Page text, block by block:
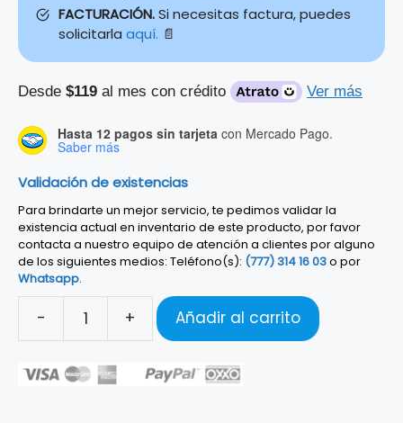
FACTURACIÓN.Si necesitas factura, puedes
solicitarla aquí. 📄
Desde $119 al mes con crédito Ver más
Hasta 12 pagos sin tarjeta con Mercado Pago.
Saber más
Validación de existencias
Para brindarte un mejor servicio, te pedimos validar la
existencia actual en inventario de este producto, por favor
contacta a nuestro equipo de atención a clientes por alguno
de los siguientes medios: Teléfono(s): (777) 314 16 03o por
Whatsapp.
-
FUNDA
PARA
+ Añadir al carrito